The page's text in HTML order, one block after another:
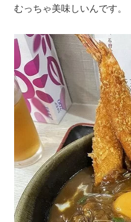
むっちゃ美味しいんです。